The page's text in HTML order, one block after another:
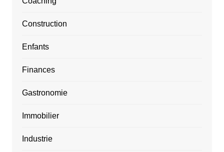
Construction
Enfants
Finances
Gastronomie
Immobilier
Industrie